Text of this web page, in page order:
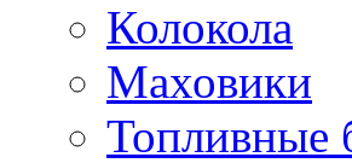
Колокола
Маховики
Топливные